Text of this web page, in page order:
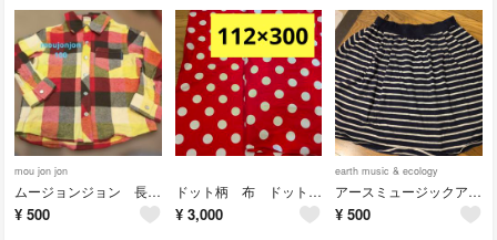
mou jon jon
ムージョンジョン 長袖シャツ チェック柄 100ｃｍ ネルシャツ
¥ 500
ドット柄 布 ドット柄 赤 約112cm✕3m
¥ 3,000
earth music & ecology
アースミュージックアンドエコロジー ボーダー スカート フリーサイズ ネイビー
¥ 500